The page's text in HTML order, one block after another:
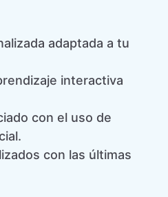
adaptada a tu
interactiva
con el uso de
con las últimas